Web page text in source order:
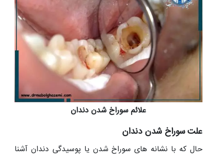
علائم سوراخ شدن دندان
علت سوراخ شدن دندان
حال که با نشانه های سوراخ شدن یا پوسیدگی دندان آشنا